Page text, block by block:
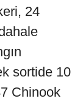
24
sortide 10
Chinook